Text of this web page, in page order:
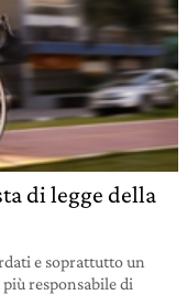
di legge della
e soprattutto un
responsabile di